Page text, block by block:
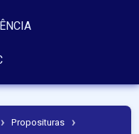
› Proposituras ›